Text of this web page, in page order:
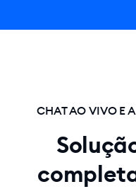
CHAT AO VIVO E